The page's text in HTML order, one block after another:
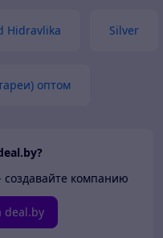
Hidravlika Silver
оптом
создавайте компанию
deal.by